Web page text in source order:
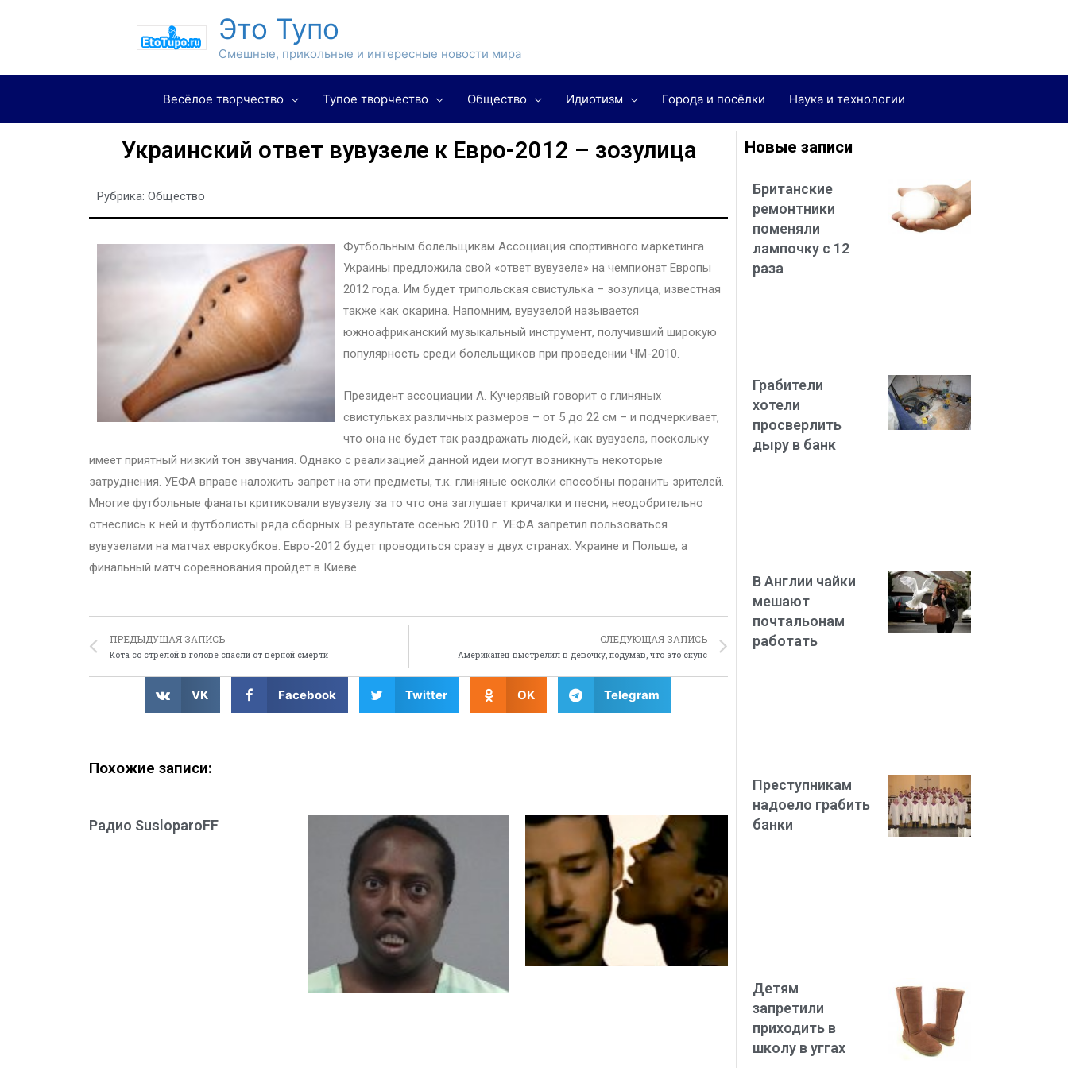
Это Тупо
Смешные, прикольные и интересные новости мира
Весёлое творчество Тупое творчество Общество Идиотизм Города и посёлки Наука и технологии
Украинский ответ вувузеле к Евро-2012 – зозулица
Рубрика: Общество
Футбольным болельщикам Ассоциация спортивного маркетинга
Украины предложила свой «ответ вувузеле» на чемпионат Европы
2012 года. Им будет трипольская свистулька – зозулица, известная
также как окарина. Напомним, вувузелой называется
южноафриканский музыкальный инструмент, получивший широкую
популярность среди болельщиков при проведении ЧМ-2010.
Президент ассоциации А. Кучерявый говорит о глиняных
свистульках различных размеров – от 5 до 22 см – и подчеркивает,
что она не будет так раздражать людей, как вувузела, поскольку
имеет приятный низкий тон звучания. Однако с реализацией данной идеи могут возникнуть некоторые
затруднения. УЕФА вправе наложить запрет на эти предметы, т.к. глиняные осколки способны поранить зрителей.
Многие футбольные фанаты критиковали вувузелу за то что она заглушает кричалки и песни, неодобрительно
отнеслись к ней и футболисты ряда сборных. В результате осенью 2010 г. УЕФА запретил пользоваться
вувузелами на матчах еврокубков. Евро-2012 будет проводиться сразу в двух странах: Украине и Польше, а
финальный матч соревнования пройдет в Киеве.
ПРЕДЫДУЩАЯ ЗАПИСЬ
Кота со стрелой в голове спасли от верной смерти
СЛЕДУЮЩАЯ ЗАПИСЬ
Американец выстрелил в девочку, подумав, что это скунс
VK Facebook Twitter OK Telegram
Похожие записи:
Радио SusloparoFF
Новые записи
Британские
ремонтники
поменяли
лампочку с 12
раза
Грабители
хотели
просверлить
дыру в банк
В Англии чайки
мешают
почтальонам
работать
Преступникам
надоело грабить
банки
Детям
запретили
приходить в
школу в уггах